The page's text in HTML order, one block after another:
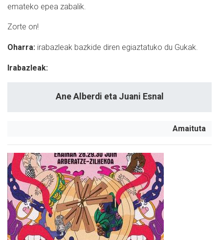
emateko epea zabalik.
Zorte on!
Oharra: irabazleak bazkide diren egiaztatuko du Gukak.
Irabazleak:
Ane Alberdi eta Juani Esnal
Amaituta